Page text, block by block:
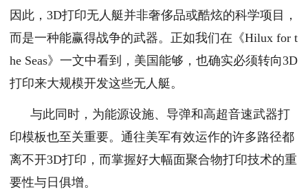
因此，3D打印无人艇并非奢侈品或酷炫的科学项目，
而是一种能赢得战争的武器。正如我们在《Hilux for t
he Seas》一文中看到，美国能够，也确实必须转向3D
打印来大规模开发这些无人艇。
与此同时，为能源设施、导弹和高超音速武器打
印模板也至关重要。通往美军有效运作的许多路径都
离不开3D打印，而掌握好大幅面聚合物打印技术的重
要性与日俱增。